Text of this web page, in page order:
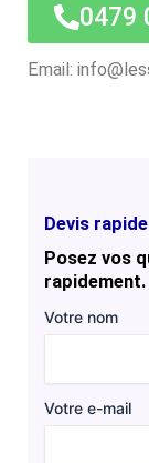
0479
Email:
Devis
Posez vos
rapidement.
Votre nom
Votre e-mail